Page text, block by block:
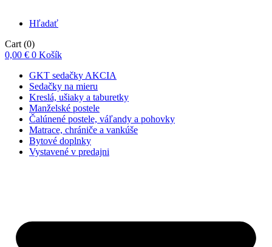
Hľadať
Cart (0)
0,00 € 0 Košík
GKT sedačky AKCIA
Sedačky na mieru
Kreslá, ušiaky a taburetky
Manželské postele
Čalúnené postele, váľandy a pohovky
Matrace, chrániče a vankúše
Bytové doplnky
Vystavené v predajni